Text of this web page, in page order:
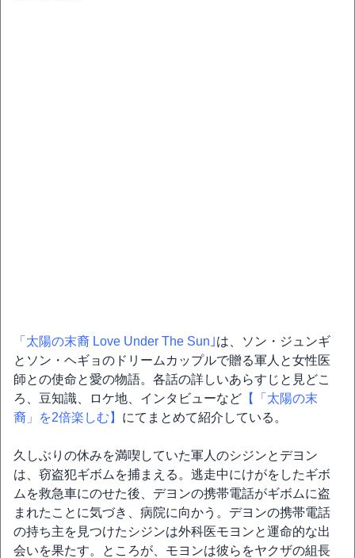
「太陽の末裔 Love Under The Sun｣は、ソン・ジュンギ
とソン・ヘギョのドリームカップルで贈る軍人と女性医
師との使命と愛の物語。各話の詳しいあらすじと見どこ
ろ、豆知識、ロケ地、インタビューなど 【「太陽の末
裔」を2倍楽しむ】 にてまとめて紹介している。
久しぶりの休みを満喫していた軍人のシジンとデヨン
は、窃盗犯ギボムを捕まえる。逃走中にけがをしたギボ
ムを救急車にのせた後、デヨンの携帯電話がギボムに盗
まれたことに気づき、病院に向かう。デヨンの携帯電話
の持ち主を見つけたシジンは外科医モヨンと運命的な出
会いを果たす。ところが、モヨンは彼らをヤクザの組長